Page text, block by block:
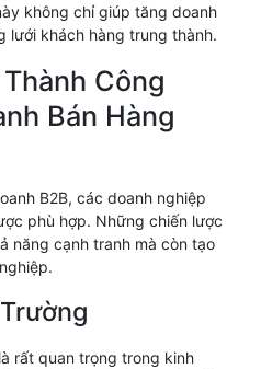
không chỉ giúp tăng doanh
lưới khách hàng trung thành.
Công
Bán Hàng
B2B, các doanh nghiệp
phù hợp. Những chiến lược
năng cạnh tranh mà còn tạo
rất quan trọng trong kinh